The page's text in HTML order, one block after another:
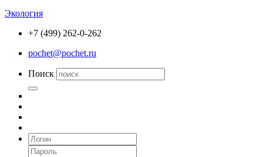
Экология
+7 (499) 262-0-262
pochet@pochet.ru
Поиск